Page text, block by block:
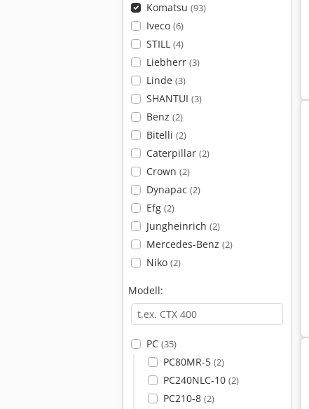
Komatsu (93)
Iveco (6)
STILL (4)
Liebherr (3)
Linde (3)
SHANTUI (3)
Benz (2)
Bitelli (2)
Caterpillar (2)
Crown (2)
Dynapac (2)
Efg (2)
Jungheinrich (2)
Mercedes-Benz (2)
Niko (2)
Modell:
PC (35)
PC80MR-5 (2)
PC240NLC-10 (2)
PC210-8 (2)